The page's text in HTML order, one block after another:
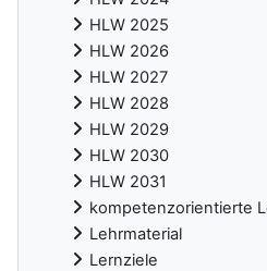
HLW 2025
HLW 2026
HLW 2027
HLW 2028
HLW 2029
HLW 2030
HLW 2031
kompetenzorientierte
Lehrmaterial
Lernziele